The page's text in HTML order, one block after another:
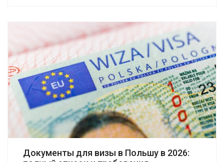
Документы для визы в Польшу в 2026: